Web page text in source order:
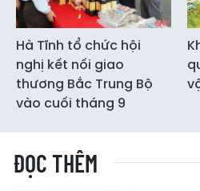
Hà Tĩnh tổ chức hội
nghị kết nối giao
thương Bắc Trung Bộ
vào cuối tháng 9
ĐỌC THÊM